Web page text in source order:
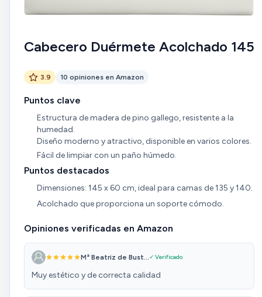
Cabecero Duérmete Acolchado 145
3.9 10 opiniones en Amazon
Puntos clave
Estructura de madera de pino gallego, resistente a la
humedad.
Diseño moderno y atractivo, disponible en varios colores.
Fácil de limpiar con un paño húmedo.
Puntos destacados
Dimensiones: 145 x 60 cm, ideal para camas de 135 y 140.
Acolchado que proporciona un soporte cómodo.
Opiniones verificadas en Amazon
Mª Beatriz de Bust... ✓ Verificado
Muy estético y de correcta calidad